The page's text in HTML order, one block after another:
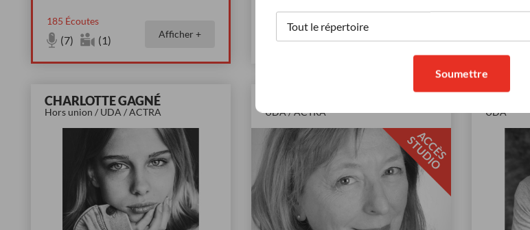
Soumettre
185 Écoutes
(7) (1) Afficher +
Écoutes
(11) (15)
CHARLOTTE GAGNÉ
Hors union / UDA / ACTRA UDA / ACTRA
A
C
C
È
S
S
T
U
D
I
O
UDA